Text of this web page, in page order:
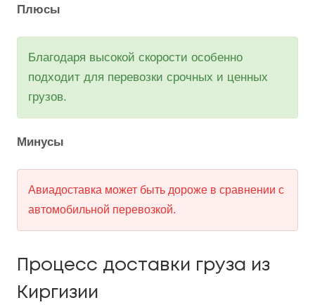
Плюсы
Благодаря высокой скорости особенно
подходит для перевозки срочных и ценных
грузов.
Минусы
Авиадоставка может быть дороже в сравнении с
автомобильной перевозкой.
Процесс доставки груза из
Киргизии